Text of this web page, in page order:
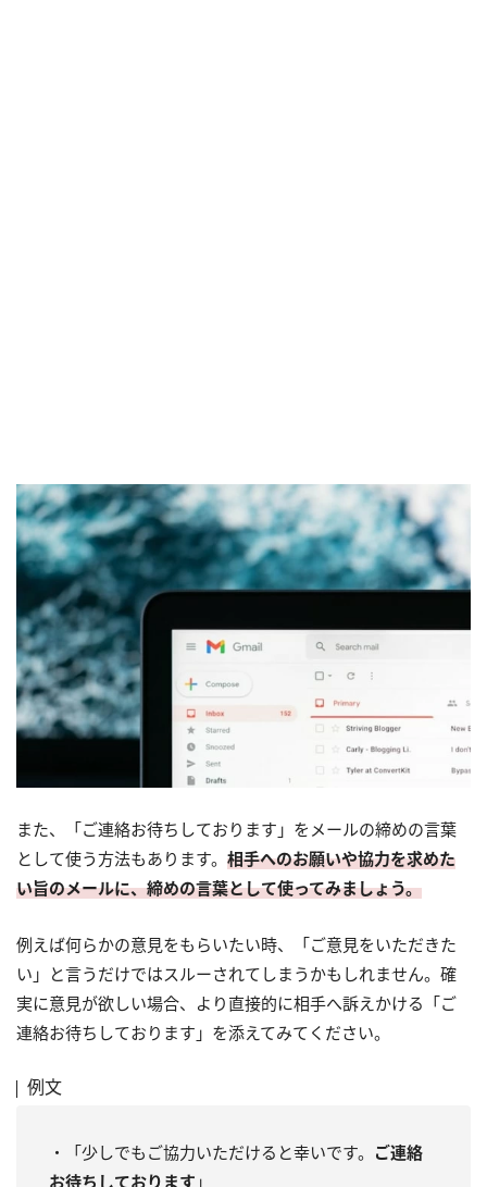
また、「ご連絡お待ちしております」をメールの締めの言葉
として使う方法もあります。 相手へのお願いや協力を求めた
い旨のメールに、締めの言葉として使ってみましょう。
例えば何らかの意見をもらいたい時、「ご意見をいただきた
い」と言うだけではスルーされてしまうかもしれません。確
実に意見が欲しい場合、より直接的に相手へ訴えかける「ご
連絡お待ちしております」を添えてみてください。
例文
・「少しでもご協力いただけると幸いです。 ご連絡
お待ちしております 」